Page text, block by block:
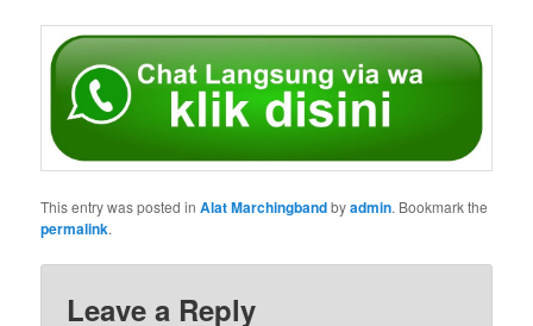
This entry was posted inAlat Marchingbandbyadmin. Bookmark the
permalink.
Leave a Reply